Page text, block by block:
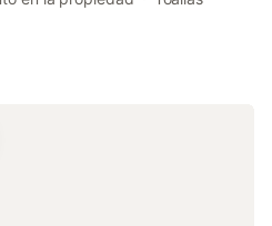
conecta con lo natural y
Cosme mantiene el diseño y
de 2 habitaciones, cada
y con su propio baño. La
y el salón cuenta con una